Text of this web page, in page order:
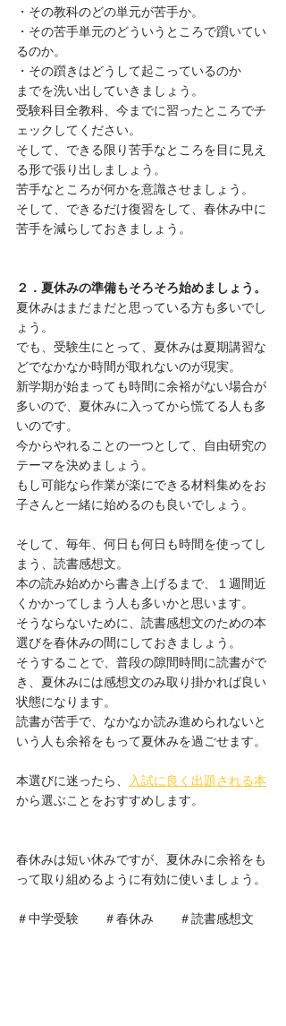
・その教科のどの単元が苦手か。
・その苦手単元のどういうところで躓いてい
るのか。
・その躓きはどうして起こっているのか
までを洗い出していきましょう。
受験科目全教科、今までに習ったところでチ
ェックしてください。
そして、できる限り苦手なところを目に見え
る形で張り出しましょう。
苦手なところが何かを意識させましょう。
そして、できるだけ復習をして、春休み中に
苦手を減らしておきましょう。
２．夏休みの準備もそろそろ始めましょう。
夏休みはまだまだと思っている方も多いでし
ょう。
でも、受験生にとって、夏休みは夏期講習な
どでなかなか時間が取れないのが現実。
新学期が始まっても時間に余裕がない場合が
多いので、夏休みに入ってから慌てる人も多
いのです。
今からやれることの一つとして、自由研究の
テーマを決めましょう。
もし可能なら作業が楽にできる材料集めをお
子さんと一緒に始めるのも良いでしょう。
そして、毎年、何日も何日も時間を使ってし
まう、読書感想文。
本の読み始めから書き上げるまで、１週間近
くかかってしまう人も多いかと思います。
そうならないために、読書感想文のための本
選びを春休みの間にしておきましょう。
そうすることで、普段の隙間時間に読書がで
き、夏休みには感想文のみ取り掛かれば良い
状態になります。
読書が苦手で、なかなか読み進められないと
いう人も余裕をもって夏休みを過ごせます。
本選びに迷ったら、
入試に良く出題される本
から選ぶことをおすすめします。
春休みは短い休みですが、夏休みに余裕をも
って取り組めるように有効に使いましょう。
＃中学受験　　＃春休み　　＃読書感想文